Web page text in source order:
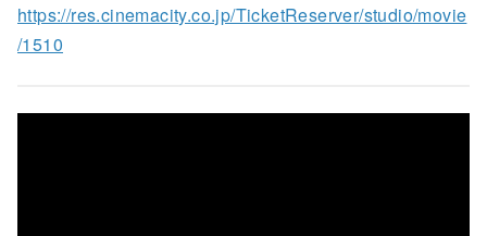
https://res.cinemacity.co.jp/TicketReserver/studio/movie
/1510